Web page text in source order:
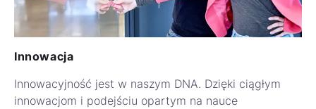
Innowacja
Innowacyjność jest w naszym DNA. Dzięki ciągłym
innowacjom i podejściu opartym na nauce